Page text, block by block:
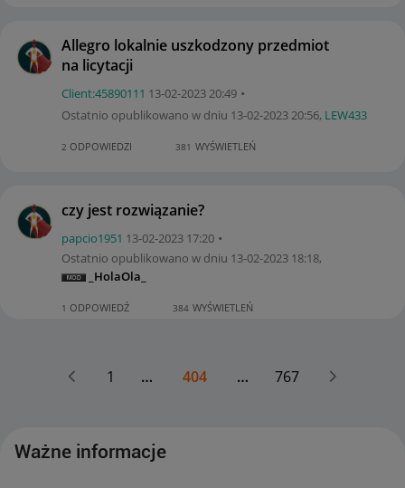
Allegro lokalnie uszkodzony przedmiot
na licytacji
Client:45890111 ‎13-02-202320:49
Ostatnio opublikowano w dniu ‎13-02-202320:56, LEW433
2 ODPOWIEDZI 381 WYŚWIETLEŃ
czy jest rozwiązanie?
papcio1951 ‎13-02-2023 17:20
Ostatnio opublikowano w dniu ‎13-02-2023 18:18,
_HolaOla_
1 ODPOWIEDŹ 384 WYŚWIETLEŃ
1 … 404 … 767
Ważne informacje